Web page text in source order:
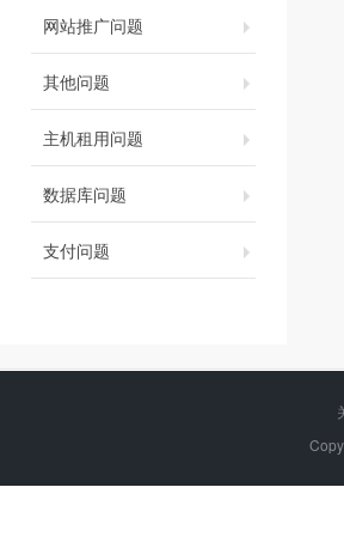
网站推广问题
其他问题
主机租用问题
数据库问题
支付问题